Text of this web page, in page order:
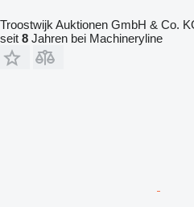
Troostwijk Auktionen GmbH & Co.
seit 8 Jahren bei Machineryline